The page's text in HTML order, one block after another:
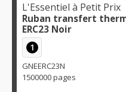
L'Essentiel à Petit Prix
Ruban transfert
ERC23 Noir
1
GNEERC23N
1500000 pages